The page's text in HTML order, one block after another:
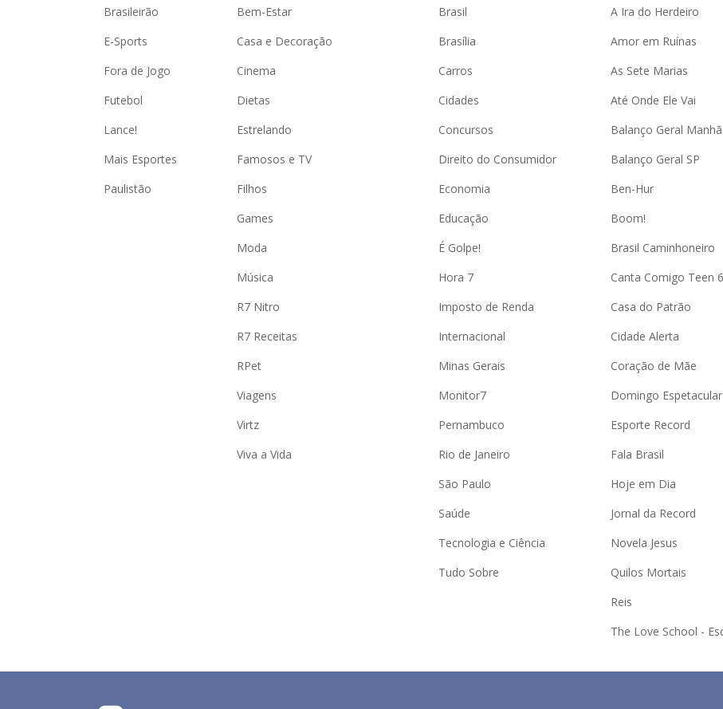
Brasileirão
E-Sports
Fora de Jogo
Futebol
Lance!
Mais Esportes
Paulistão
Bem-Estar
Casa e Decoração
Cinema
Dietas
Estrelando
Famosos e TV
Filhos
Games
Moda
Música
R7 Nitro
R7 Receitas
RPet
Viagens
Virtz
Viva a Vida
Brasil
Brasília
Carros
Cidades
Concursos
Direito do Consumidor
Economia
Educação
É Golpe!
Hora 7
Imposto de Renda
Internacional
Minas Gerais
Monitor7
Pernambuco
Rio de Janeiro
São Paulo
Saúde
Tecnologia e Ciência
Tudo Sobre
A Ira do Herdeiro
Amor em Ruínas
As Sete Marias
Até Onde Ele Vai
Balanço Geral Manhã
Balanço Geral SP
Ben-Hur
Boom!
Brasil Caminhoneiro
Canta Comigo Teen 6
Casa do Patrão
Cidade Alerta
Coração de Mãe
Domingo Espetacular
Esporte Record
Fala Brasil
Hoje em Dia
Jornal da Record
Novela Jesus
Quilos Mortais
Reis
The Love School -